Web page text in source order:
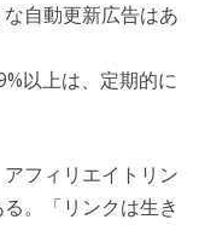
自動更新広告はあ
以上は、定期的に
フィリエイトリン
。「リンクは生き